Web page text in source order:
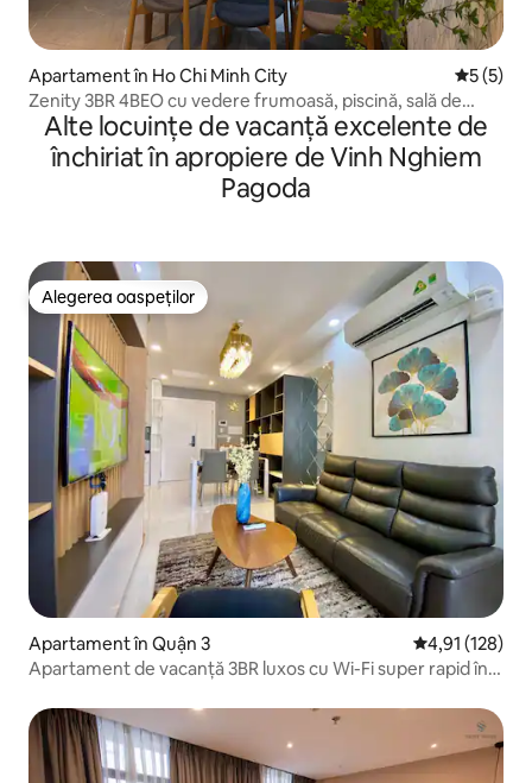
Apartament în Ho Chi Minh City Scor
5 (5)
Zenity 3BR 4BEO cu vedere frumoasă, piscină, sală de
fitness frumoasă
Alte locuințe de vacanță excelente de
închiriat în apropiere de Vinh Nghiem
Pagoda
Alegerea oaspeților
Alegerea oaspeților
Apartament în Quận 3 Scor mediu
4,91 (128)
Apartament de vacanță 3BR luxos cu Wi-Fi super rapid în